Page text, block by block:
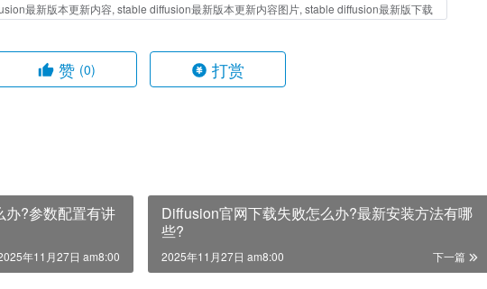
最新版本更新内容, stable diffusion最新版本更新内容图片, stable diffusion最新版下载
赞 (0) 打赏
办?参数配置有讲
年11月27日 am8:00
Diffusion官网下载失败怎么办?最新安装方法有哪
些?
下一篇
2025年11月27日 am8:00